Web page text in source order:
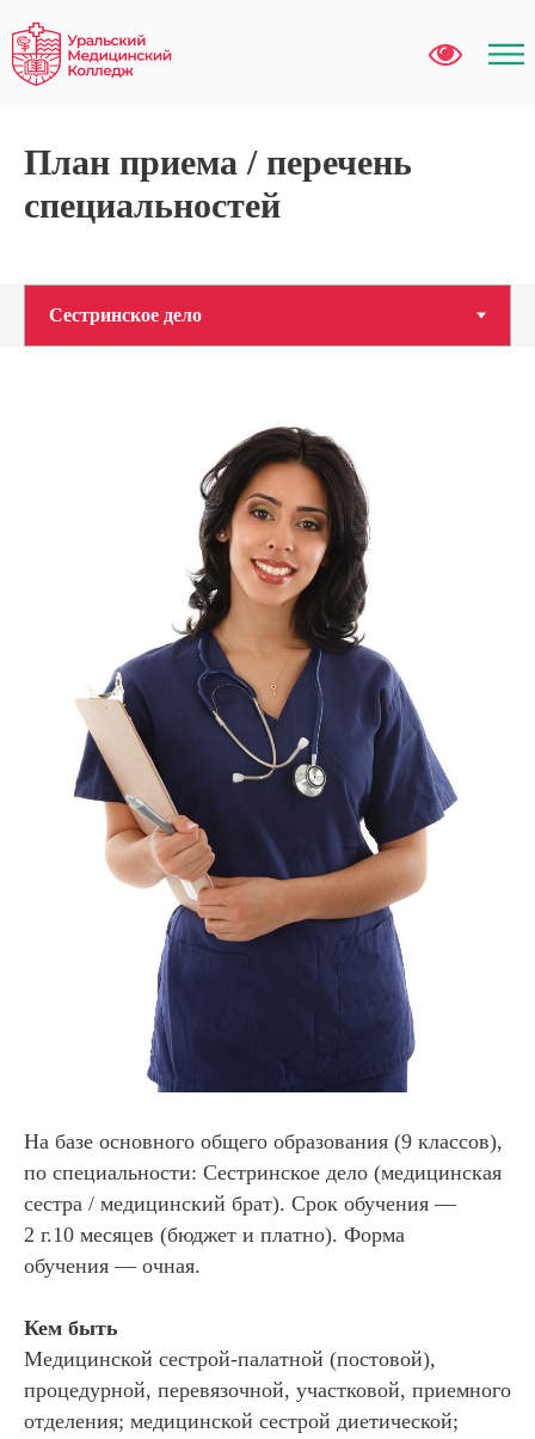
План приема / перечень
специальностей
На базе основного общего образования (9 классов),
по специальности: Сестринское дело (медицинская
сестра / медицинский брат). Срок обучения —
2 г.10 месяцев (бюджет и платно). Форма
обучения — очная.
Кем быть
Медицинской сестрой-палатной (постовой),
процедурной, перевязочной, участковой, приемного
отделения; медицинской сестрой диетической;